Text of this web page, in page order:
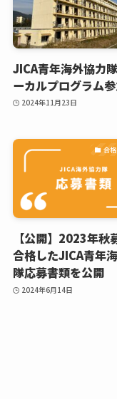
JICA青年海外協力
ーカルプログラム
2024年11月23日
合
【公開】2023年秋
合格したJICA青年
隊応募書類を公開
2024年6月14日